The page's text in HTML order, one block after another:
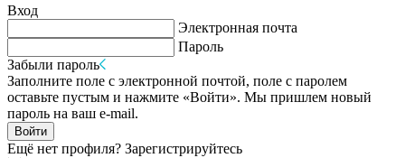
Вход
Электронная почта
Пароль
Забыли пароль
Заполните поле с электронной почтой, поле с паролем
оставьте пустым и нажмите «Войти». Мы пришлем новый
пароль на ваш e-mail.
Войти
Ещё нет профиля? Зарегистрируйтесь